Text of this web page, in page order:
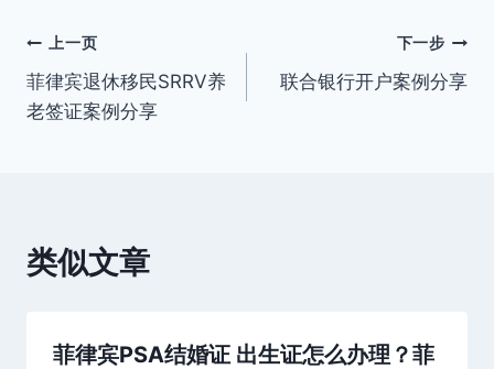
文
章
上一页
菲律宾退休移民SRRV养
老签证案例分享
下一步
联合银行开户案例分享
类似文章
菲律宾PSA结婚证 出生证怎么办理？菲